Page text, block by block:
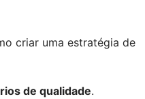
criar uma estratégia de
de qualidade.